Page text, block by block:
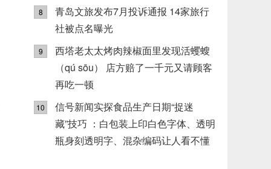
8
青岛文旅发布7月投诉通报 14家旅行
社被点名曝光
9
西塔老太太烤肉辣椒面里发现活蠼螋
（qú sōu） 店方赔了一千元又请顾客
再吃一顿
10
信号新闻实探食品生产日期“捉迷
藏”技巧 ：白包装上印白色字体、透明
瓶身刻透明字、混杂编码让人看不懂